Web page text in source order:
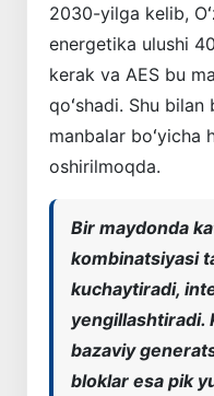
2030-yilga kelib,
energetika ulushi
kerak va AES bu
qoʻshadi. Shu
manbalar boʻyicha
oshirilmoqda.
Bir maydonda
kombinatsiyasi
kuchaytiradi,
yengillashtiradi.
bazaviy
bloklar esa pik